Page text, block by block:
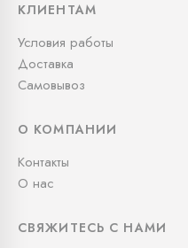
КЛИЕНТАМ
Условия работы
Доставка
Самовывоз
О КОМПАНИИ
Контакты
О нас
СВЯЖИТЕСЬ С НАМИ